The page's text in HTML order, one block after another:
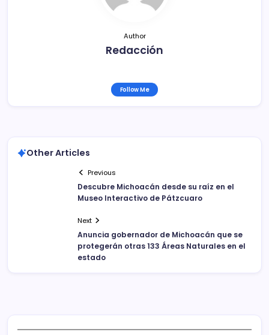
Author
Redacción
Follow Me
Other Articles
Previous
Descubre Michoacán desde su raíz en el
Museo Interactivo de Pátzcuaro
Next
Anuncia gobernador de Michoacán que se
protegerán otras 133 Áreas Naturales en el
estado